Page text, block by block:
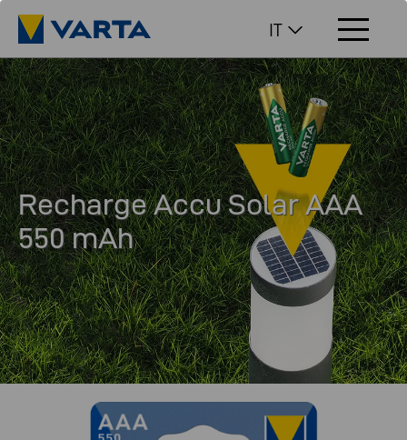
IT
Recharge Accu Solar AAA
550 mAh